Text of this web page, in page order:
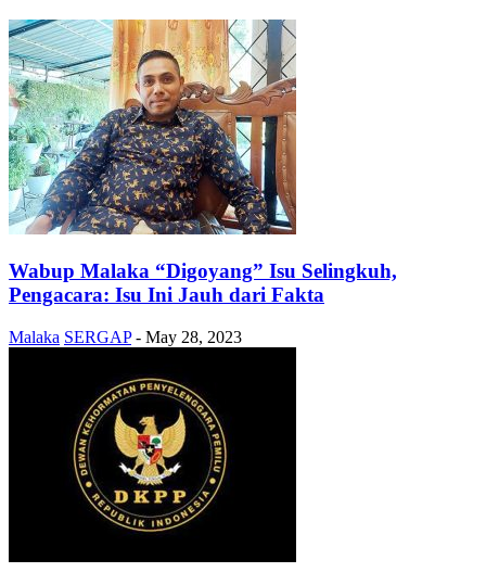
Wabup Malaka “Digoyang” Isu Selingkuh,
Pengacara: Isu Ini Jauh dari Fakta
Malaka SERGAP - May 28, 2023